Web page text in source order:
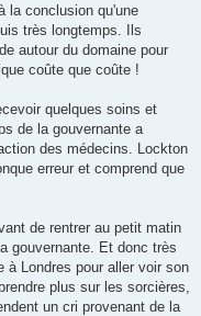
la conclusion qu'une
très longtemps. Ils
autour du domaine pour
coûte que coûte !
quelques soins et
de la gouvernante a
des médecins. Lockton
erreur et comprend que
de rentrer au petit matin
gouvernante. Et donc très
Londres pour aller voir son
plus sur les sorcières,
un cri provenant de la